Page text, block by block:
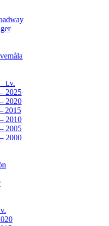
Vi ses i Näsåker den 15
helt overkligt att du är borta.
jobbade ju ihop bara några
oss. Allt var som vanligt
samtalen. Tack för din
26 åren vi spelade
öppenhet, generositet.
t.v.
2025
2020
2015
2010
2005
2000